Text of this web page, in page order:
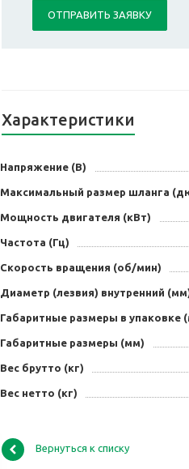
ОТПРАВИТЬ ЗАЯВКУ
Характеристики
Напряжение (В)
Максимальный размер шланга
Мощность двигателя (кВт)
Частота (Гц)
Скорость вращения (об/мин)
Диаметр (лезвия) внутренний
Габаритные размеры в упаковке
Габаритные размеры (мм)
Вес брутто (кг)
Вес нетто (кг)
Вернуться к списку